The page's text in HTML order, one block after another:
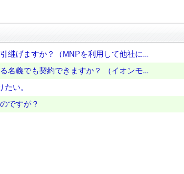
継げますか？（MNPを利用して他社に...
名義でも契約できますか？ （イオンモ...
い。
ですが？